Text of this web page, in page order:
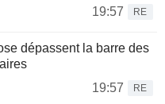
19:57 RE
dépassent la barre des
19:57
RE